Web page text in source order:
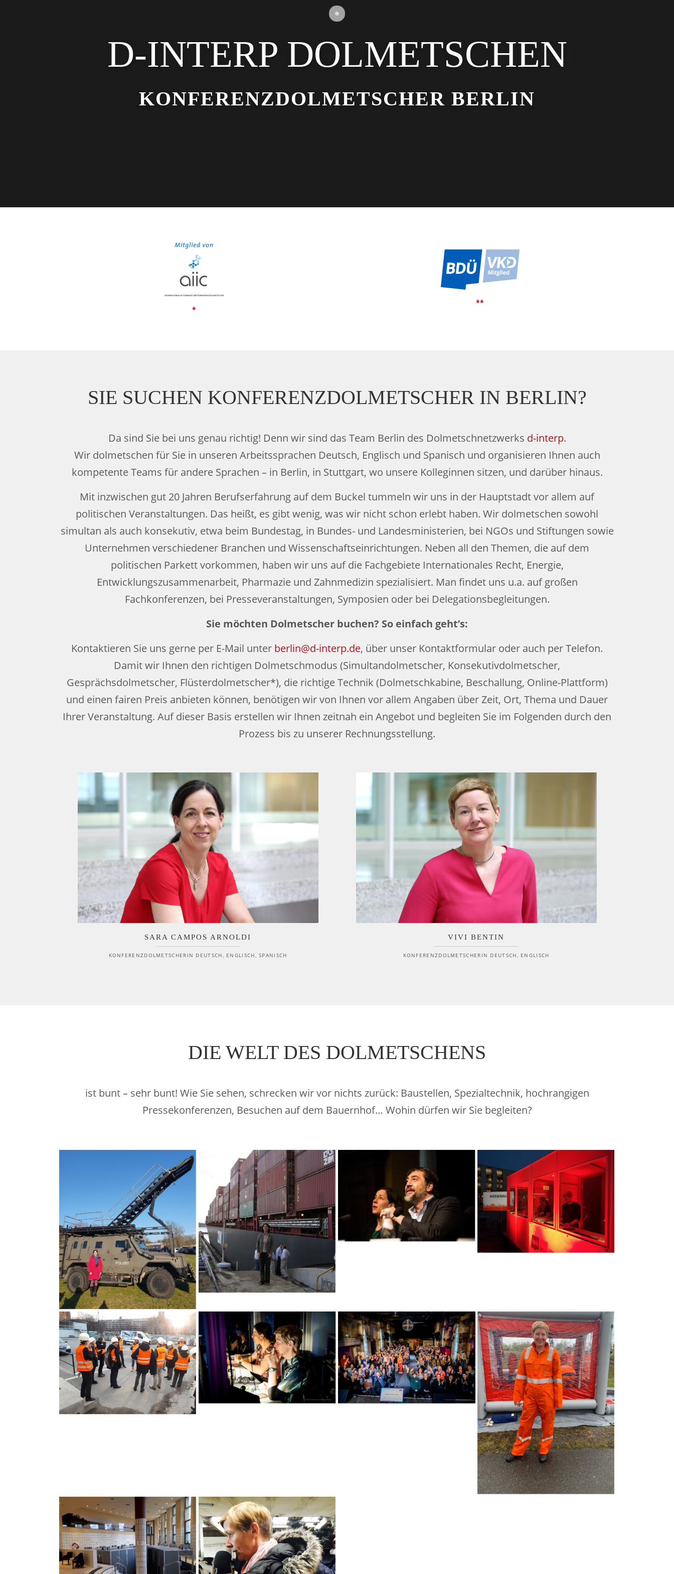
D-INTERP DOLMETSCHEN
KONFERENZDOLMETSCHER BERLIN
*
**
SIE SUCHEN KONFERENZDOLMETSCHER IN BERLIN?
Da sind Sie bei uns genau richtig! Denn wir sind das Team Berlin des Dolmetschnetzwerks d-interp.
Wir dolmetschen für Sie in unseren Arbeitssprachen Deutsch, Englisch und Spanisch und organisieren Ihnen auch
kompetente Teams für andere Sprachen – in Berlin, in Stuttgart, wo unsere Kolleginnen sitzen, und darüber hinaus.
Mit inzwischen gut 20 Jahren Berufserfahrung auf dem Buckel tummeln wir uns in der Hauptstadt vor allem auf
politischen Veranstaltungen. Das heißt, es gibt wenig, was wir nicht schon erlebt haben. Wir dolmetschen sowohl
simultan als auch konsekutiv, etwa beim Bundestag, in Bundes- und Landesministerien, bei NGOs und Stiftungen sowie
Unternehmen verschiedener Branchen und Wissenschaftseinrichtungen. Neben all den Themen, die auf dem
politischen Parkett vorkommen, haben wir uns auf die Fachgebiete Internationales Recht, Energie,
Entwicklungszusammenarbeit, Pharmazie und Zahnmedizin spezialisiert. Man findet uns u.a. auf großen
Fachkonferenzen, bei Presseveranstaltungen, Symposien oder bei Delegationsbegleitungen.
Sie möchten Dolmetscher buchen? So einfach geht’s:
Kontaktieren Sie uns gerne per E-Mail unter berlin@d-interp.de, über unser Kontaktformular oder auch per Telefon.
Damit wir Ihnen den richtigen Dolmetschmodus (Simultandolmetscher, Konsekutivdolmetscher,
Gesprächsdolmetscher, Flüsterdolmetscher*), die richtige Technik (Dolmetschkabine, Beschallung, Online-Plattform)
und einen fairen Preis anbieten können, benötigen wir von Ihnen vor allem Angaben über Zeit, Ort, Thema und Dauer
Ihrer Veranstaltung. Auf dieser Basis erstellen wir Ihnen zeitnah ein Angebot und begleiten Sie im Folgenden durch den
Prozess bis zu unserer Rechnungsstellung.
SARA CAMPOS ARNOLDI
KONFERENZDOLMETSCHERIN DEUTSCH, ENGLISCH, SPANISCH
VIVI BENTIN
KONFERENZDOLMETSCHERIN DEUTSCH, ENGLISCH
DIE WELT DES DOLMETSCHENS
ist bunt – sehr bunt! Wie Sie sehen, schrecken wir vor nichts zurück: Baustellen, Spezialtechnik, hochrangigen
Pressekonferenzen, Besuchen auf dem Bauernhof… Wohin dürfen wir Sie begleiten?